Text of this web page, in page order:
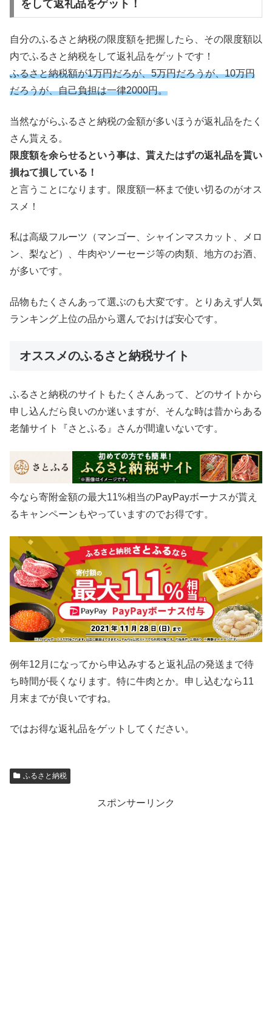
をして返礼品をゲット！
自分のふるさと納税の限度額を把握したら、その限度額以
内でふるさと納税をして返礼品をゲットです！
ふるさと納税額が1万円だろが、5万円だろうが、10万円
だろうが、自己負担は一律2000円。
当然ながらふるさと納税の金額が多いほうが返礼品をたく
さん貰える。
限度額を余らせるという事は、貰えたはずの返礼品を貰い
損ねて損している！
と言うことになります。限度額一杯まで使い切るのがオス
スメ！
私は高級フルーツ（マンゴー、シャインマスカット、メロ
ン、梨など）、牛肉やソーセージ等の肉類、地方のお酒、
が多いです。
品物もたくさんあって選ぶのも大変です。とりあえず人気
ランキング上位の品から選んでおけば安心です。
オススメのふるさと納税サイト
ふるさと納税のサイトもたくさんあって、どのサイトから
申し込んだら良いのか迷いますが、そんな時は昔からある
老舗サイト『さとふる』さんが間違いないです。
今なら寄附金額の最大11%相当のPayPayボーナスが貰え
るキャンペーンもやっていますのでお得です。
例年12月になってから申込みすると返礼品の発送まで待
ち時間が長くなります。特に牛肉とか。申し込むなら11
月末までが良いですね。
ではお得な返礼品をゲットしてください。
ふるさと納税
スポンサーリンク